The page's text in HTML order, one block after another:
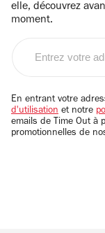
elle, découvrez
moment.
email
En entrant votre
d'utilisation et notre
emails de Time Out à
promotionnelles de